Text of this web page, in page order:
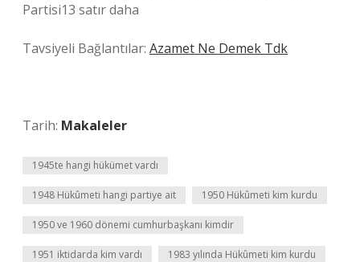
Partisi13 satır daha
Tavsiyeli Bağlantılar: Azamet Ne Demek Tdk
Tarih: Makaleler
1945te hangi hükümet vardı
1948 Hükûmeti hangi partiye ait 1950 Hükûmeti kim kurdu
1950 ve 1960 dönemi cumhurbaşkanı kimdir
1951 iktidarda kim vardı 1983 yılında Hükûmeti kim kurdu